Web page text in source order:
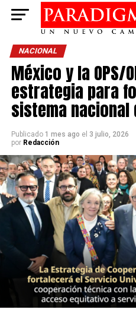
NACIONAL
México y la OPS/
estrategia para
sistema nacional
Publicado 1 mes ago el 3 julio, 2026
por Redacción